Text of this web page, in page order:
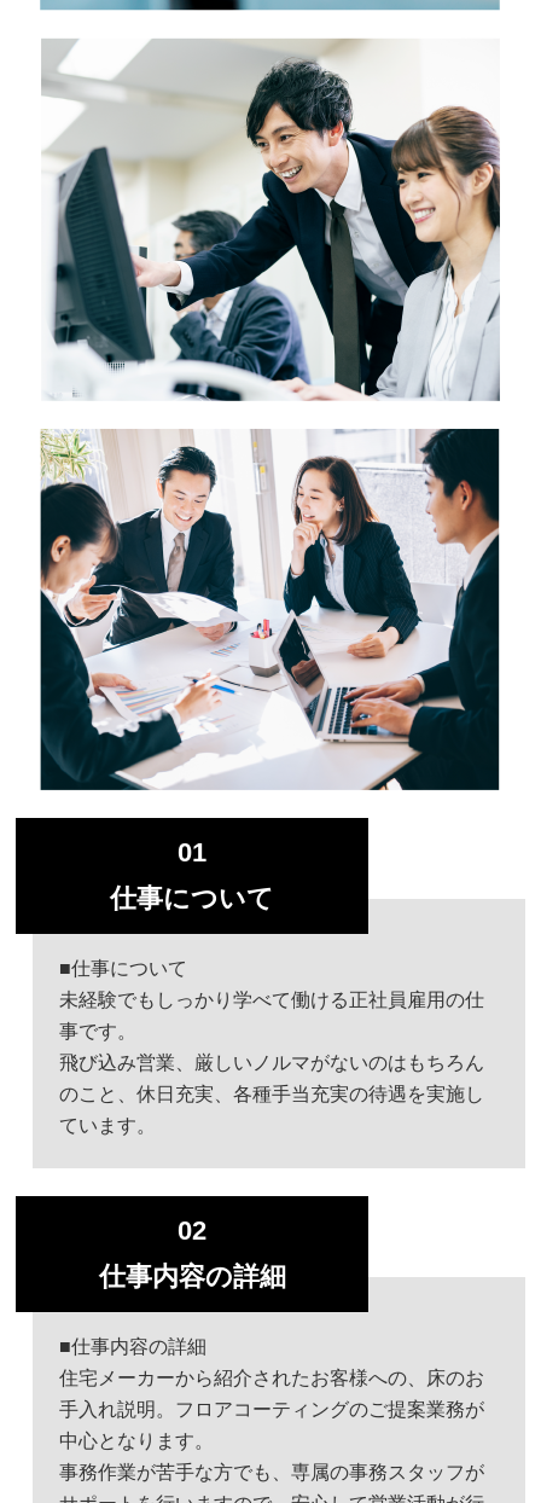
01
仕事について
■仕事について
未経験でもしっかり学べて働ける正社員雇用の仕
事です。
飛び込み営業、厳しいノルマがないのはもちろん
のこと、休日充実、各種手当充実の待遇を実施し
ています。
02
仕事内容の詳細
■仕事内容の詳細
住宅メーカーから紹介されたお客様への、床のお
手入れ説明。フロアコーティングのご提案業務が
中心となります。
事務作業が苦手な方でも、専属の事務スタッフが